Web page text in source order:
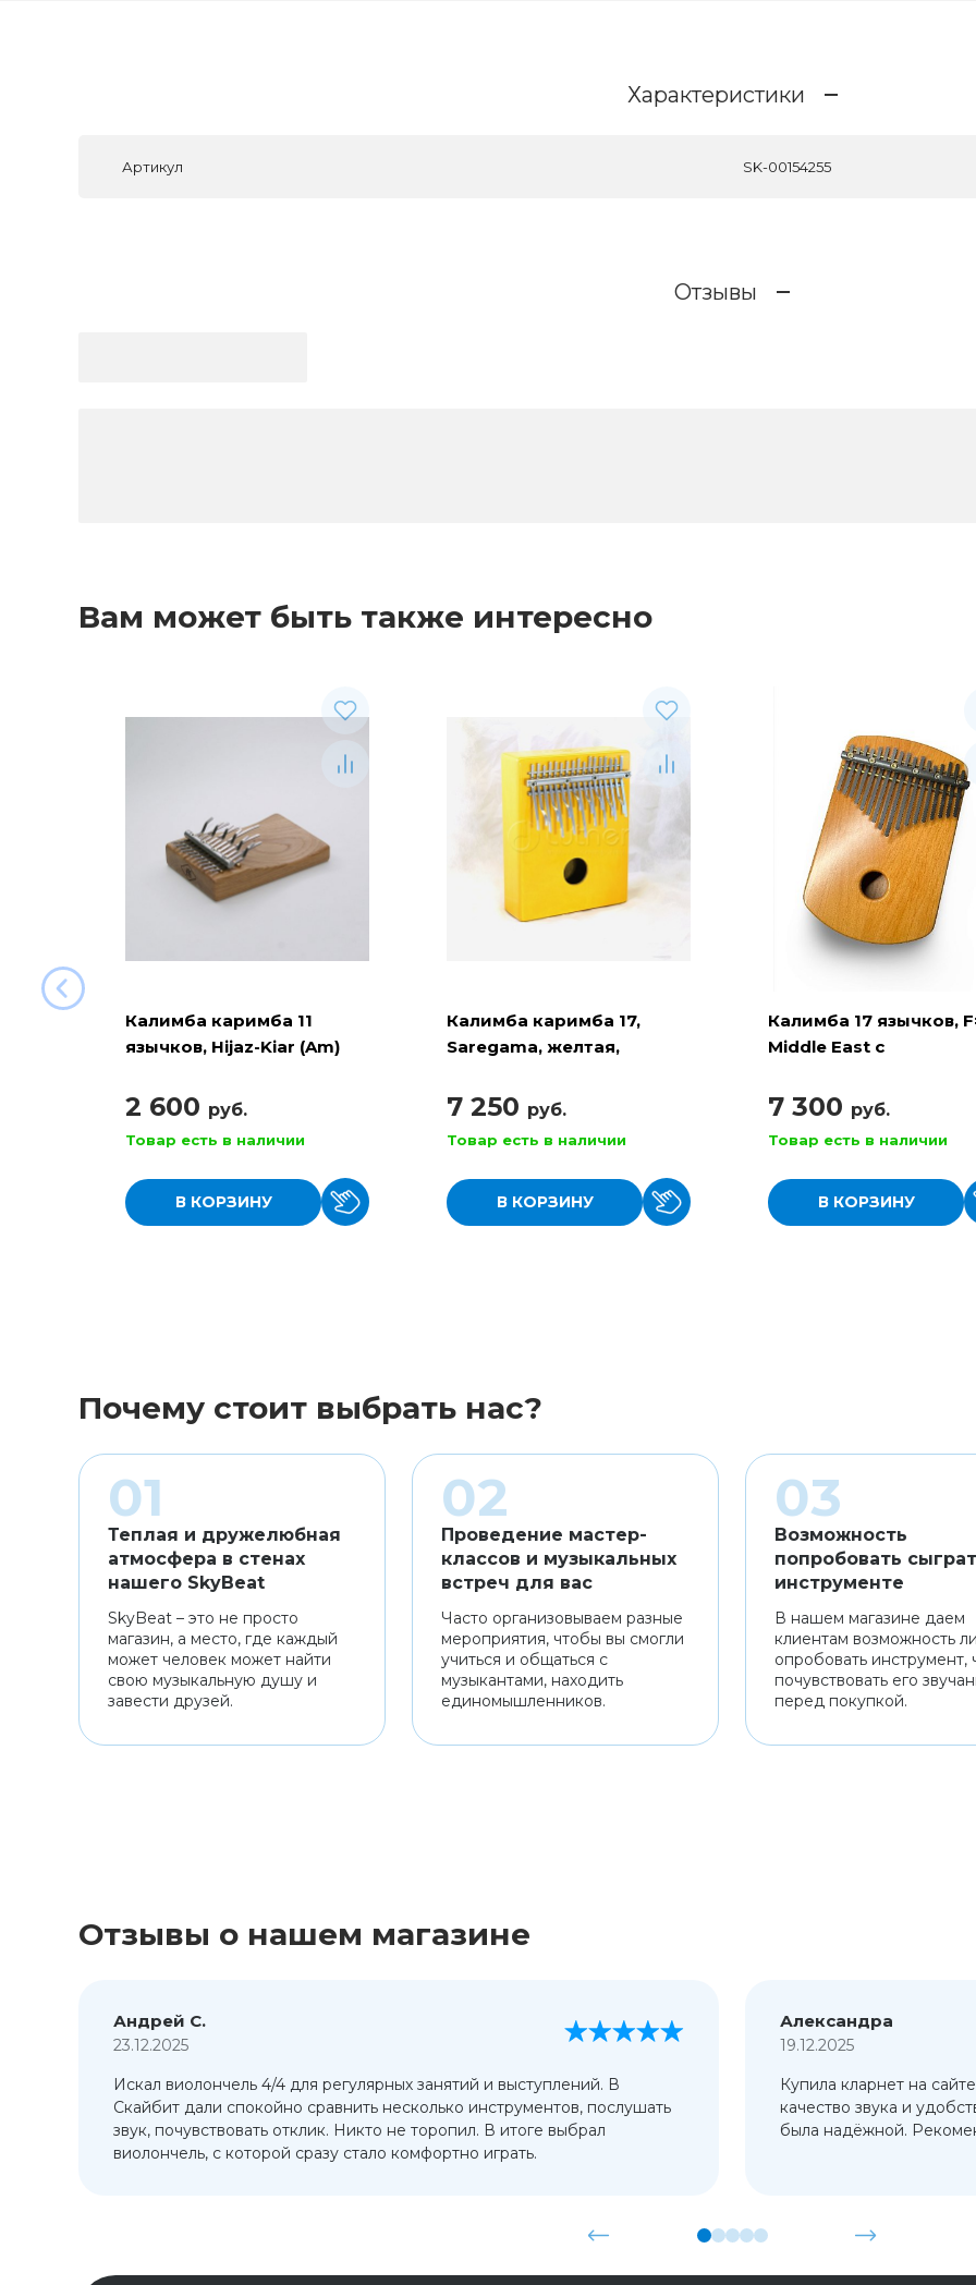
Характеристики
Артикул SK-00154255
Отзывы
Вам может быть также интересно
Калимба каримба 11
язычков, Hijaz-Kiar (Am)
2 600 руб.
Товар есть в наличии
В КОРЗИНУ
Калимба каримба 17,
Saregama, желтая,
7 250 руб.
Товар есть в наличии
В КОРЗИНУ
Калимба 17 язычков,
Middle East с
A17HbMAM )
7 300 руб.
Товар есть в наличии
В КОРЗИНУ
Почему стоит выбрать нас?
Теплая и дружелюбная
атмосфера в стенах
нашего SkyBeat
SkyBeat – это не просто
магазин, а место, где каждый
может человек может найти
свою музыкальную душу и
завести друзей.
Проведение мастер-
классов и музыкальных
встреч для вас
Часто организовываем разные
мероприятия, чтобы вы смогли
учиться и общаться с
музыкантами, находить
единомышленников.
Возможность
попробовать
инструменте
В нашем магазине даем
клиентам возможность
опробовать инструмент,
почувствовать его
перед покупкой.
Отзывы о нашем магазине
Андрей С.
23.12.2025
Искал виолончель 4/4 для регулярных занятий и выступлений. В
Скайбит дали спокойно сравнить несколько инструментов, послушать
звук, почувствовать отклик. Никто не торопил. В итоге выбрал
виолончель, с которой сразу стало комфортно играть.
Александра
19.12.2025
Купила кларнет на
качество звука и
была надёжной.